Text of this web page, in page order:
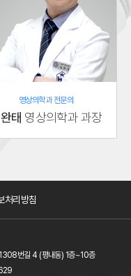
영상의학과 전문의
태 영상의학과 과장
처리방침
번길 4 (평내동) 1층~10층